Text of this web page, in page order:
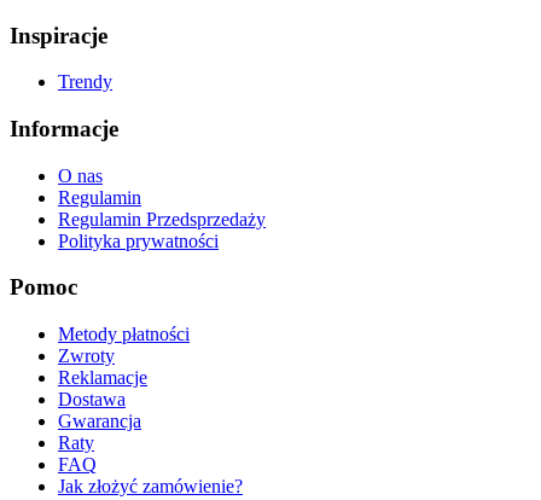
Inspiracje
Trendy
Informacje
O nas
Regulamin
Regulamin Przedsprzedaży
Polityka prywatności
Pomoc
Metody płatności
Zwroty
Reklamacje
Dostawa
Gwarancja
Raty
FAQ
Jak złożyć zamówienie?